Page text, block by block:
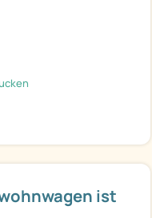
ist